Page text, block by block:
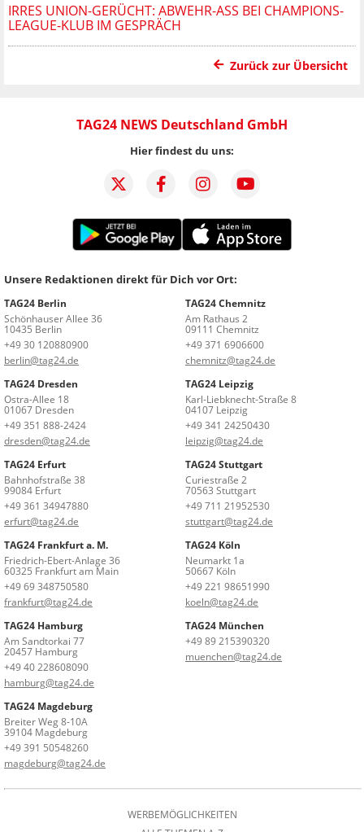
IRRES UNION-GERÜCHT: ABWEHR-ASS BEI CHAMPIONS-
LEAGUE-KLUB IM GESPRÄCH
Zurück zur Übersicht
TAG24 NEWS Deutschland GmbH
Hier findest du uns:
Unsere Redaktionen direkt für Dich vor Ort:
TAG24 Berlin
Schönhauser Allee 36
10435 Berlin
+49 30 120880900
berlin@tag24.de
TAG24 Chemnitz
Am Rathaus 2
09111 Chemnitz
+49 371 6906600
chemnitz@tag24.de
TAG24 Dresden
Ostra-Allee 18
01067 Dresden
+49 351 888-2424
dresden@tag24.de
TAG24 Leipzig
Karl-Liebknecht-Straße 8
04107 Leipzig
+49 341 24250430
leipzig@tag24.de
TAG24 Erfurt
Bahnhofstraße 38
99084 Erfurt
+49 361 34947880
erfurt@tag24.de
TAG24 Stuttgart
Curiestraße 2
70563 Stuttgart
+49 711 21952530
stuttgart@tag24.de
TAG24 Frankfurt a. M.
Friedrich-Ebert-Anlage 36
60325 Frankfurt am Main
+49 69 348750580
frankfurt@tag24.de
TAG24 Köln
Neumarkt 1a
50667 Köln
+49 221 98651990
koeln@tag24.de
TAG24 Hamburg
Am Sandtorkai 77
20457 Hamburg
+49 40 228608090
hamburg@tag24.de
TAG24 München
+49 89 215390320
muenchen@tag24.de
TAG24 Magdeburg
Breiter Weg 8-10A
39104 Magdeburg
+49 391 50548260
magdeburg@tag24.de
WERBEMÖGLICHKEITEN